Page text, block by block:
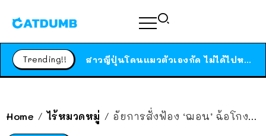
Trending!! ได้เวลาเด็กหนวดรวมตัว RF Online Next เปิดให้เล่นแล้ว เกม Sci-Fi MMORPG ระดับตำนาน เล่นได้ทั้งมือถือและ PC
Home / ไร้หมวดหมู่ / อัยการสั่งฟ้อง ‘ฌอน’ ฉ้อโกงเงินบริจาคไฟป่า สืบพยาน 10 ต.ค. นี้